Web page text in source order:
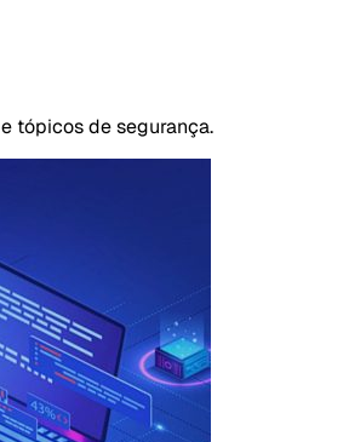
tópicos de segurança.